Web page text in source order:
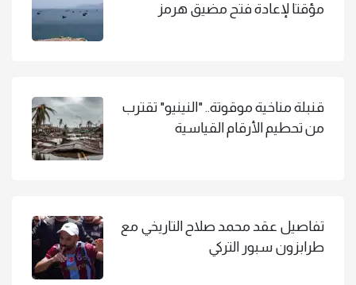
مؤقتا لإعادة فتح مضيق هرمز
قنبلة مناخية موقوتة.. "النينيو" تقترب
من تحطيم الأرقام القياسية
تفاصيل عقد محمد صلاح التاريخي مع
طرابزون سبور التركي